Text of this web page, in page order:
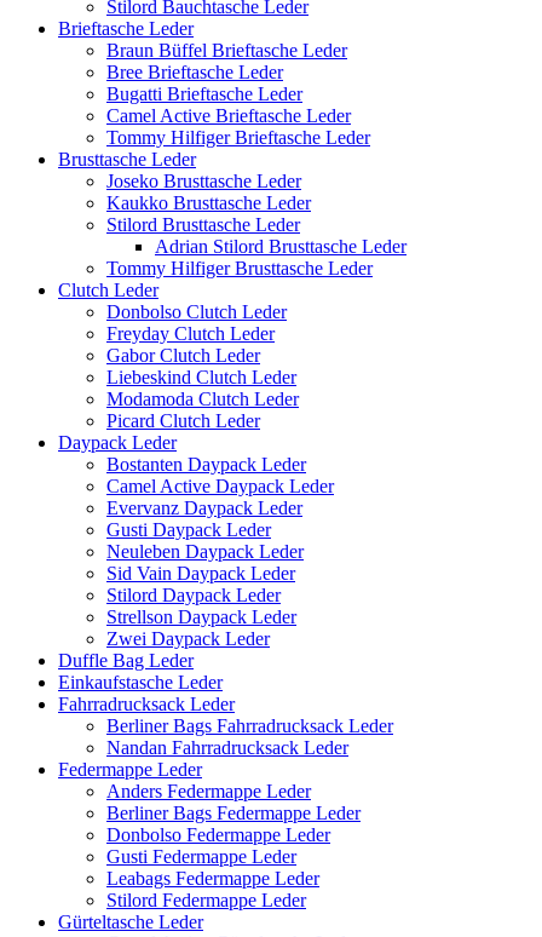
Stilord Bauchtasche Leder
Brieftasche Leder
Braun Büffel Brieftasche Leder
Bree Brieftasche Leder
Bugatti Brieftasche Leder
Camel Active Brieftasche Leder
Tommy Hilfiger Brieftasche Leder
Brusttasche Leder
Joseko Brusttasche Leder
Kaukko Brusttasche Leder
Stilord Brusttasche Leder
Adrian Stilord Brusttasche Leder
Tommy Hilfiger Brusttasche Leder
Clutch Leder
Donbolso Clutch Leder
Freyday Clutch Leder
Gabor Clutch Leder
Liebeskind Clutch Leder
Modamoda Clutch Leder
Picard Clutch Leder
Daypack Leder
Bostanten Daypack Leder
Camel Active Daypack Leder
Evervanz Daypack Leder
Gusti Daypack Leder
Neuleben Daypack Leder
Sid Vain Daypack Leder
Stilord Daypack Leder
Strellson Daypack Leder
Zwei Daypack Leder
Duffle Bag Leder
Einkaufstasche Leder
Fahrradrucksack Leder
Berliner Bags Fahrradrucksack Leder
Nandan Fahrradrucksack Leder
Federmappe Leder
Anders Federmappe Leder
Berliner Bags Federmappe Leder
Donbolso Federmappe Leder
Gusti Federmappe Leder
Leabags Federmappe Leder
Stilord Federmappe Leder
Gürteltasche Leder